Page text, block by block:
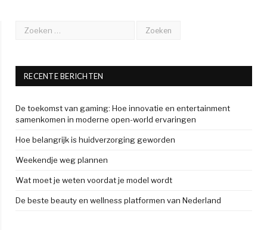
RECENTE BERICHTEN
De toekomst van gaming: Hoe innovatie en entertainment
samenkomen in moderne open-world ervaringen
Hoe belangrijk is huidverzorging geworden
Weekendje weg plannen
Wat moet je weten voordat je model wordt
De beste beauty en wellness platformen van Nederland